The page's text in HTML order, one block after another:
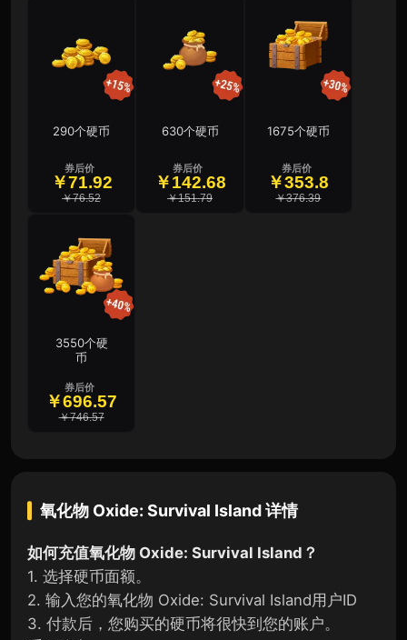
290个硬币
券后价
￥71.92
￥76.52
630个硬币
券后价
￥142.68
￥151.79
1675个硬币
券后价
￥353.8
￥376.39
3550个硬
币
券后价
￥696.57
￥746.57
氧化物 Oxide: Survival Island详情
如何充值氧化物 Oxide: Survival Island？
1. 选择硬币面额。
2. 输入您的氧化物 Oxide: Survival Island用户ID
3. 付款后，您购买的硬币将很快到您的账户。